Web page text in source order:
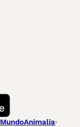
MundoAnimalia